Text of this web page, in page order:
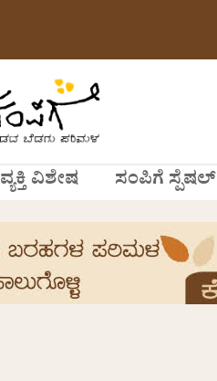
ವ್ಯಕ್ತಿ ವಿಶೇಷ ಸಂಪಿಗೆ ಸ್ಪೆಷಲ್